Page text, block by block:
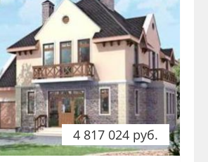
4 817 024 руб.